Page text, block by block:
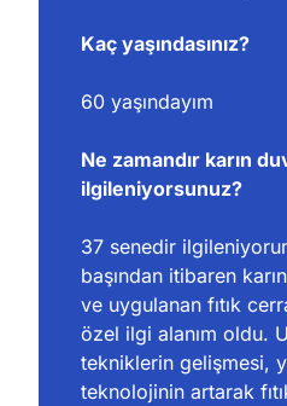
Kaç yaşındasınız?
60 yaşındayım
Ne zamandır karın
ilgileniyorsunuz?
37 senedir
başından itibaren
ve uygulanan fıtık
özel ilgi alanım oldu.
tekniklerin gelişmesi,
teknolojinin artarak